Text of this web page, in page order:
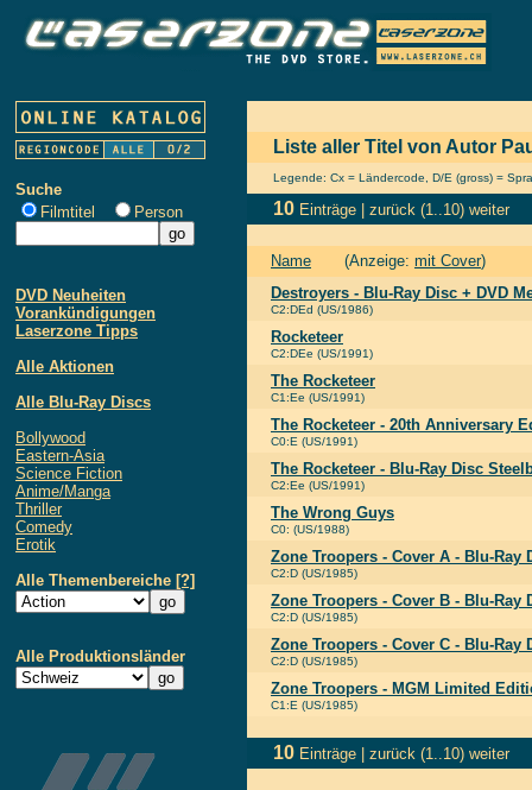
Suche
Filmtitel
Person
DVD Neuheiten
Vorankündigungen
Laserzone Tipps
Alle Aktionen
Alle Blu-Ray Discs
Bollywood
Eastern-Asia
Science Fiction
Anime/Manga
Thriller
Comedy
Erotik
Alle Themenbereiche [?]
Alle Produktionsländer
Liste aller Titel von Autor
Legende: Cx = Ländercode, D/E (gross) =
10 Einträge | zurück (1..10) weiter
Name (Anzeige: mit Cover)
Destroyers - Blu-Ray Disc + DVD
C2:DEd (US/1986)
Rocketeer
C2:DEe (US/1991)
The Rocketeer
C1:Ee (US/1991)
The Rocketeer - 20th Anniversary
C0:E (US/1991)
The Rocketeer - Blu-Ray Disc
C2:Ee (US/1991)
The Wrong Guys
C0: (US/1988)
Zone Troopers - Cover A - Blu-Ray
C2:D (US/1985)
Zone Troopers - Cover B - Blu-Ray
C2:D (US/1985)
Zone Troopers - Cover C - Blu-Ray
C2:D (US/1985)
Zone Troopers - MGM Limited
C1:E (US/1985)
10 Einträge | zurück (1..10) weiter